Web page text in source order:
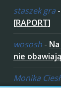
staszek gra -
[RAPORT]
wososh -
nie
Monika